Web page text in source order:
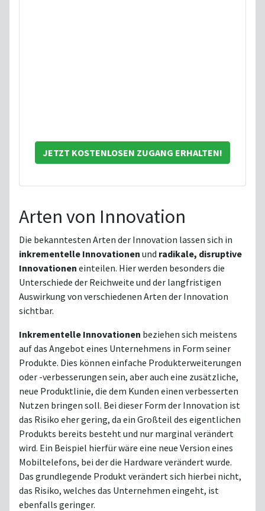
JETZT KOSTENLOSEN ZUGANG ERHALTEN!
Arten von Innovation
Die bekanntesten Arten der Innovation lassen sich in
inkrementelle Innovationen und radikale, disruptive
Innovationen einteilen. Hier werden besonders die
Unterschiede der Reichweite und der langfristigen
Auswirkung von verschiedenen Arten der Innovation
sichtbar.
Inkrementelle Innovationen beziehen sich meistens
auf das Angebot eines Unternehmens in Form seiner
Produkte. Dies können einfache Produkterweiterungen
oder -verbesserungen sein, aber auch eine zusätzliche,
neue Produktlinie, die dem Kunden einen verbesserten
Nutzen bringen soll. Bei dieser Form der Innovation ist
das Risiko eher gering, da ein Großteil des eigentlichen
Produkts bereits besteht und nur marginal verändert
wird. Ein Beispiel hierfür wäre eine neue Version eines
Mobiltelefons, bei der die Hardware verändert wurde.
Das grundlegende Produkt verändert sich hierbei nicht,
das Risiko, welches das Unternehmen eingeht, ist
ebenfalls geringer.